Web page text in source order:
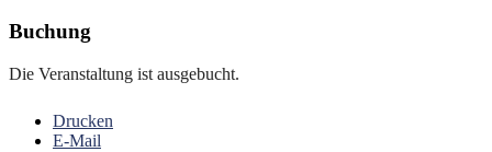
Buchung
Die Veranstaltung ist ausgebucht.
Drucken
E-Mail